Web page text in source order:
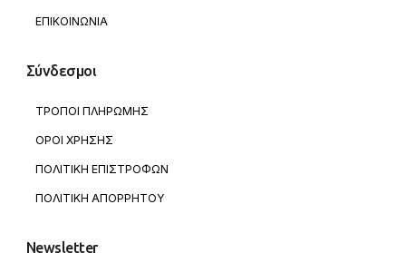
ΕΠΙΚΟΙΝΩΝΙΑ
Σύνδεσμοι
ΤΡΟΠΟΙ ΠΛΗΡΩΜΗΣ
ΟΡΟΙ ΧΡΗΣΗΣ
ΠΟΛΙΤΙΚΗ ΕΠΙΣΤΡΟΦΩΝ
ΠΟΛΙΤΙΚΗ ΑΠΟΡΡΗΤΟΥ
Newsletter